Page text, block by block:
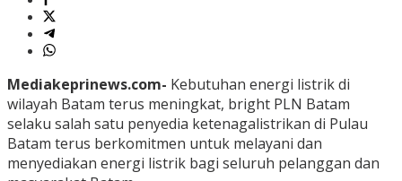
Mediakeprinews.com- Kebutuhan energi listrik di
wilayah Batam terus meningkat, bright PLN Batam
selaku salah satu penyedia ketenagalistrikan di Pulau
Batam terus berkomitmen untuk melayani dan
menyediakan energi listrik bagi seluruh pelanggan dan